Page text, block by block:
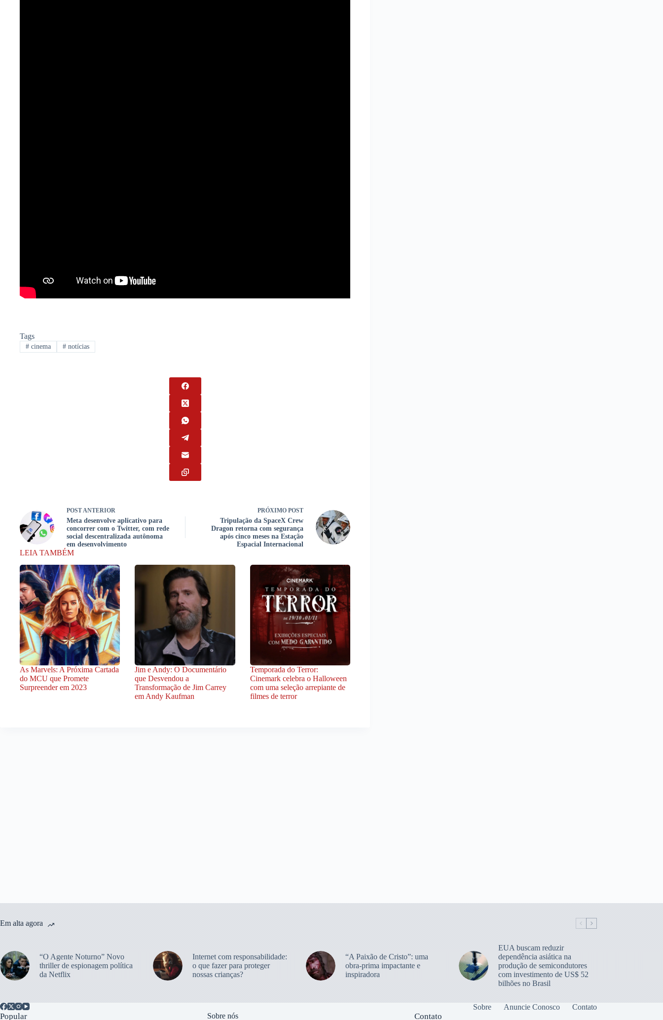
Tags
#cinema #notícias
POSTANTERIOR
Meta desenvolve aplicativo para
concorrer com o Twitter, com rede
social descentralizada autônoma
em desenvolvimento
PRÓXIMO POST
Tripulação da SpaceX Crew
Dragon retorna com segurança
após cinco meses na Estação
Espacial Internacional
LEIA TAMBÉM
As Marvels: A Próxima Cartada
do MCU que Promete
Surpreender em 2023
Jim e Andy: O Documentário
que Desvendou a
Transformação de Jim Carrey
em Andy Kaufman
Temporada do Terror:
Cinemark celebra o Halloween
com uma seleção arrepiante de
filmes de terror
Em alta agora
“O Agente Noturno” Novo
thriller de espionagem política
da Netflix
Internet com responsabilidade:
o que fazer para proteger
nossas crianças?
“A Paixão de Cristo”: uma
obra-prima impactante e
inspiradora
EUA buscam reduzir
dependência asiática na
produção de semicondutores
com investimento de US$ 52
bilhões no Brasil
Sobre Anuncie Conosco Contato
Popular Sobre nós Contato